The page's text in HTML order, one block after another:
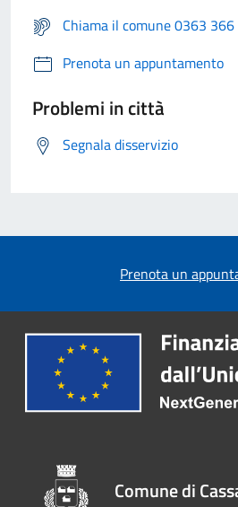
Chiama il comune 0363 366
Prenota un appuntamento
Problemi in città
Segnala disservizio
Prenota un
Comune di